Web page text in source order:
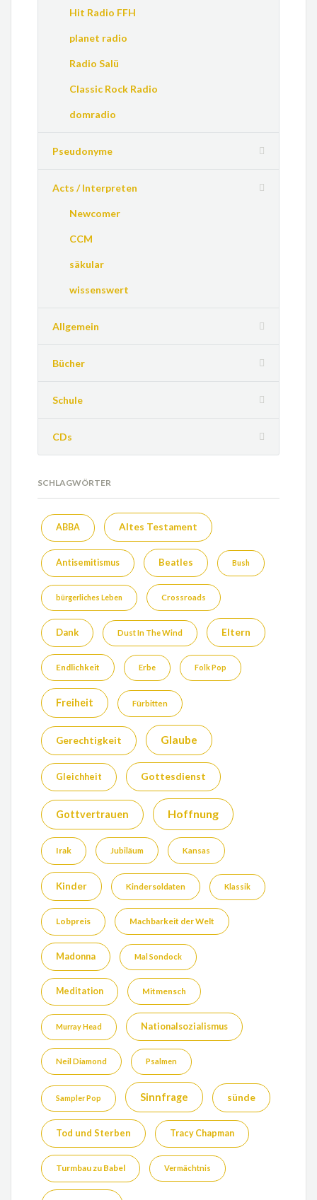
Hit Radio FFH
planet radio
Radio Salü
Classic Rock Radio
domradio
Pseudonyme
Acts / Interpreten
Newcomer
CCM
säkular
wissenswert
Allgemein
Bücher
Schule
CDs
SCHLAGWÖRTER
ABBA Altes Testament
Antisemitismus Beatles Bush
bürgerliches Leben Crossroads
Dank Dust In The Wind Eltern
Endlichkeit Erbe Folk Pop
Freiheit Fürbitten
Gerechtigkeit Glaube
Gleichheit Gottesdienst
Gottvertrauen Hoffnung
Irak Jubiläum Kansas
Kinder Kindersoldaten Klassik
Lobpreis Machbarkeit der Welt
Madonna Mal Sondock
Meditation Mitmensch
Murray Head Nationalsozialismus
Neil Diamond Psalmen
Sampler Pop Sinnfrage sünde
Tod und Sterben Tracy Chapman
Turmbau zu Babel Vermächtnis